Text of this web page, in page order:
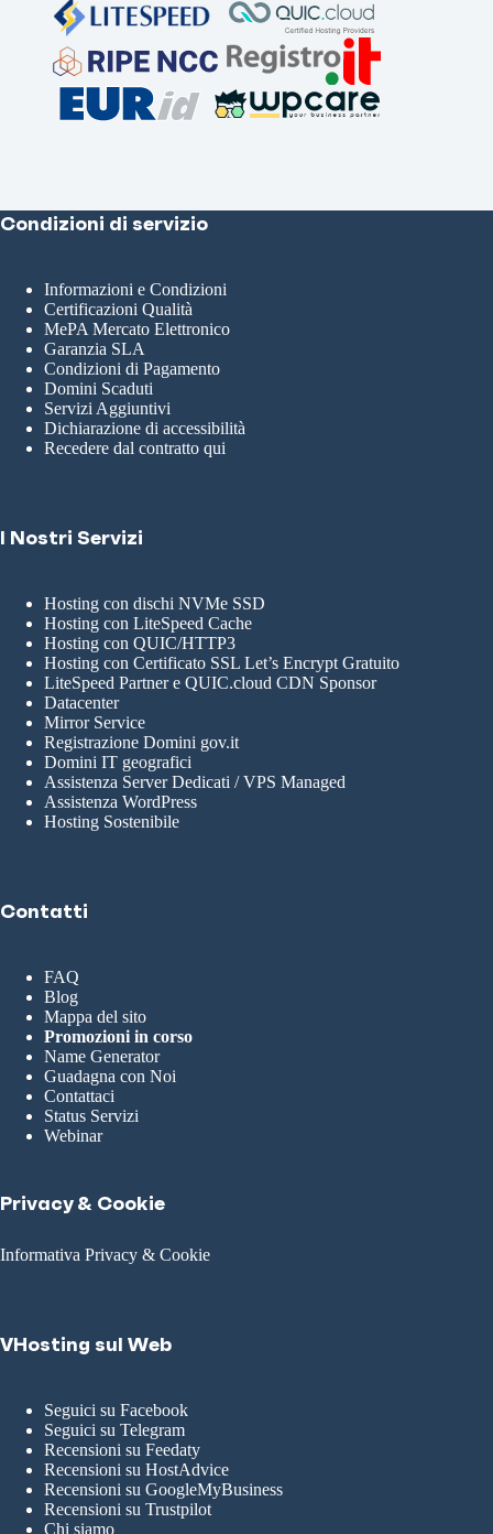
Condizioni di servizio
Informazioni e Condizioni
Certificazioni Qualità
MePA Mercato Elettronico
Garanzia SLA
Condizioni di Pagamento
Domini Scaduti
Servizi Aggiuntivi
Dichiarazione di accessibilità
Recedere dal contratto qui
I Nostri Servizi
Hosting con dischi NVMe SSD
Hosting con LiteSpeed Cache
Hosting con QUIC/HTTP3
Hosting con Certificato SSL Let’s Encrypt Gratuito
LiteSpeed Partner e QUIC.cloud CDN Sponsor
Datacenter
Mirror Service
Registrazione Domini gov.it
Domini IT geografici
Assistenza Server Dedicati / VPS Managed
Assistenza WordPress
Hosting Sostenibile
Contatti
FAQ
Blog
Mappa del sito
Promozioni in corso
Name Generator
Guadagna con Noi
Contattaci
Status Servizi
Webinar
Privacy & Cookie
Informativa Privacy & Cookie
VHosting sul Web
Seguici su Facebook
Seguici su Telegram
Recensioni su Feedaty
Recensioni su HostAdvice
Recensioni su GoogleMyBusiness
Recensioni su Trustpilot
Chi siamo